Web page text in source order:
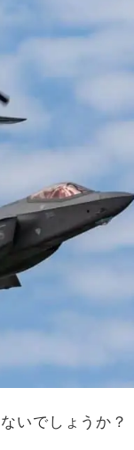
いでしょうか？